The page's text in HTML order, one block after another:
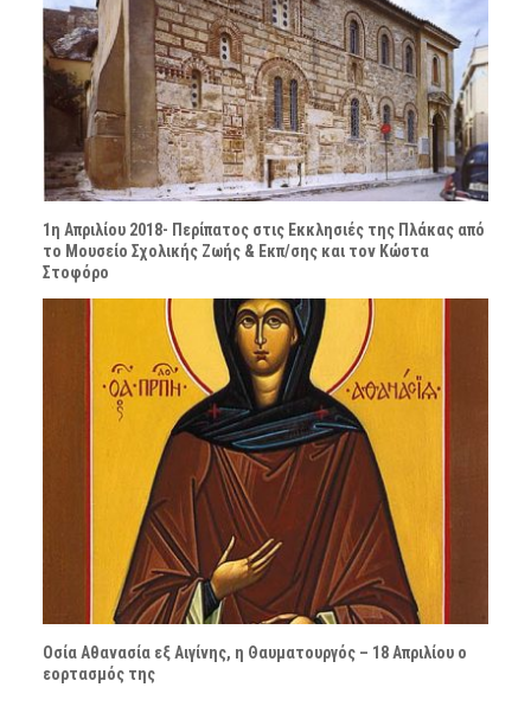
1η Απριλίου 2018- Περίπατος στις Εκκλησιές της Πλάκας από
το Μουσείο Σχολικής Ζωής & Εκπ/σης και τον Κώστα
Στοφόρο
Οσία Αθανασία εξ Αιγίνης, η Θαυματουργός – 18 Απριλίου ο
εορτασμός της